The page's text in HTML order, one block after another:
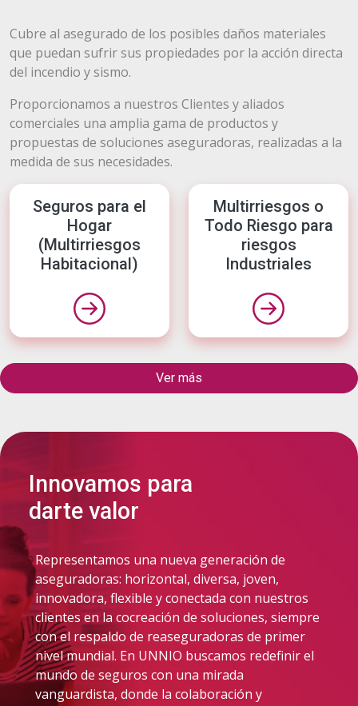
Cubre al asegurado de los posibles daños materiales
que puedan sufrir sus propiedades por la acción directa
del incendio y sismo.
Proporcionamos a nuestros Clientes y aliados
comerciales una amplia gama de productos y
propuestas de soluciones aseguradoras, realizadas a la
medida de sus necesidades.
Seguros para el
Hogar
(Multirriesgos
Habitacional)
Multirriesgos o
Todo Riesgo para
riesgos
Industriales
Ver más
Innovamos para
darte valor
Representamos una nueva generación de
aseguradoras: horizontal, diversa, joven,
innovadora, flexible y conectada con nuestros
clientes en la cocreación de soluciones, siempre
con el respaldo de reaseguradoras de primer
nivel mundial. En UNNIO buscamos redefinir el
mundo de seguros con una mirada
vanguardista, donde la colaboración y